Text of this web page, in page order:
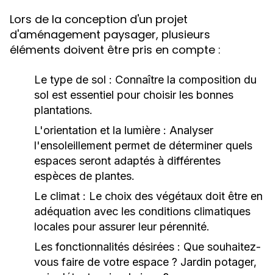
Lors de la conception d'un projet
d'aménagement paysager, plusieurs
éléments doivent être pris en compte :
Le type de sol : Connaître la composition du
sol est essentiel pour choisir les bonnes
plantations.
L'orientation et la lumière : Analyser
l'ensoleillement permet de déterminer quels
espaces seront adaptés à différentes
espèces de plantes.
Le climat : Le choix des végétaux doit être en
adéquation avec les conditions climatiques
locales pour assurer leur pérennité.
Les fonctionnalités désirées : Que souhaitez-
vous faire de votre espace ? Jardin potager,